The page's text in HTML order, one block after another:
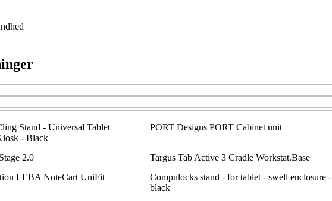
Stand - Universal Tablet
- Black
PORT Designs PORT Cabinet unit
2.0 Targus Tab Active 3 Cradle Workstat.Base
LEBA NoteCart UniFit
Compulocks stand - for tablet - swell enclosure -
black